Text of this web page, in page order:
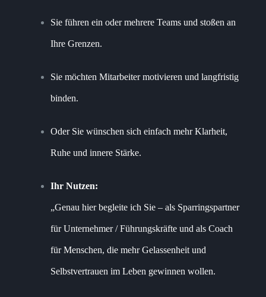
Sie führen ein oder mehrere Teams und stoßen an
Ihre Grenzen.
Sie möchten Mitarbeiter motivieren und langfristig
binden.
Oder Sie wünschen sich einfach mehr Klarheit,
Ruhe und innere Stärke.
Ihr Nutzen:
„Genau hier begleite ich Sie – als Sparringspartner
für Unternehmer / Führungskräfte und als Coach
für Menschen, die mehr Gelassenheit und
Selbstvertrauen im Leben gewinnen wollen.